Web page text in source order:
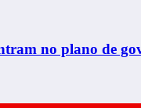
no plano de